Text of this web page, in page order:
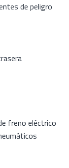
de peligro
freno eléctrico